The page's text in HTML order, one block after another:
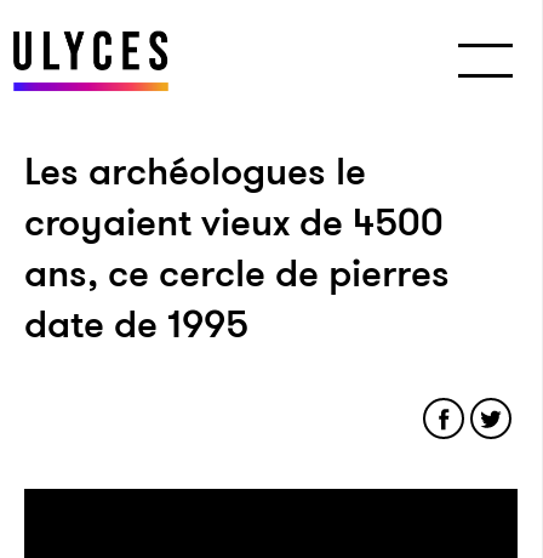
Les archéologues le
croyaient vieux de 4500
ans, ce cercle de pierres
date de 1995